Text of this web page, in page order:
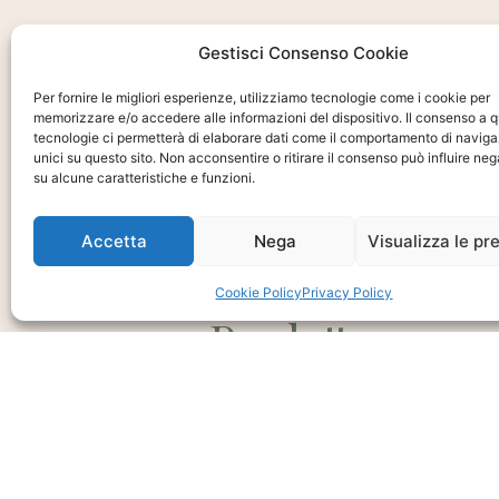
Gestisci Consenso Cookie
Per fornire le migliori esperienze, utilizziamo tecnologie come i cookie per
memorizzare e/o accedere alle informazioni del dispositivo. Il consenso a
tecnologie ci permetterà di elaborare dati come il comportamento di
unici su questo sito. Non acconsentire o ritirare il consenso può influire
su alcune caratteristiche e funzioni.
Accetta Nega Visualizza le
Cookie PolicyPrivacy Policy
Chiedi
E Disponibilità
Prodotto